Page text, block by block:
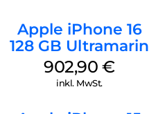
Apple iPhone 16
128 GB Ultramarin
902,90€
inkl. MwSt.